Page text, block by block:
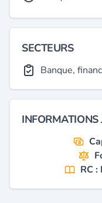
SECTEURS
Banque,
INFORMATIONS
RC :